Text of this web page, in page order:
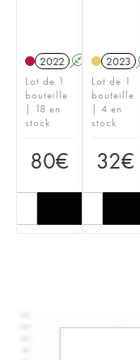
2022 A
Lot de 1
bouteille
| 18 en
stock
80€
2023
Lot de 1
bouteille
| 4 en
stock
32€